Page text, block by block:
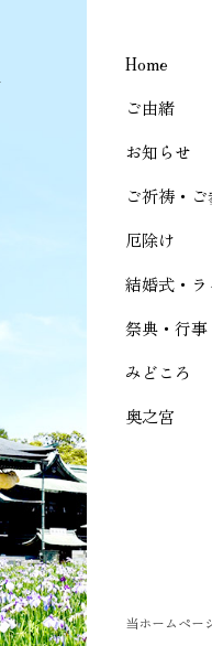
Home
ご由緒
お知らせ
ご祈祷・
厄除け
結婚式・ラ
祭典・行事
みどころ
奥之宮
当ホームペー